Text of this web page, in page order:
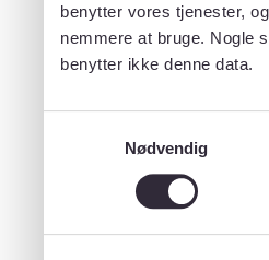
benytter vores tjenester,
nemmere at bruge. Nogle
benytter ikke denne data.
Nødvendig